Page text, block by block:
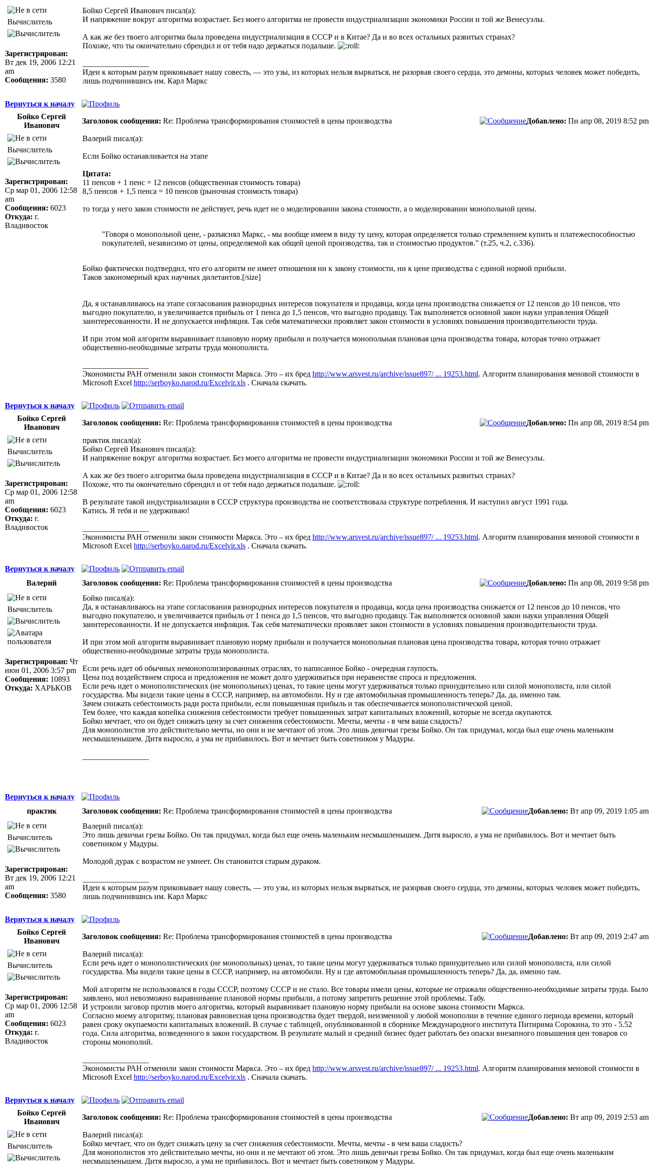
Вычислитель
Зарегистрирован:
Вт дек 19, 2006 12:21
am
Сообщения: 3580
Бойко Сергей Иванович писал(а):
И напряжение вокруг алгоритма возрастает. Без моего алгоритма не провести индустриализации экономики России и той же Венесуэлы.
А как же без твоего алгоритма была проведена индустриализация в СССР и в Китае? Да и во всех остальных развитых странах?
Похоже, что ты окончательно сбрендил и от тебя надо держаться подальше.
Идеи к которым разум приковывает нашу совесть, — это узы, из которых нельзя вырваться, не разорвав своего сердца, это демоны, которых человек может победить,
лишь подчинившись им. Карл Маркс
Вернуться к началу
Бойко Сергей
Иванович
Заголовок сообщения: Re: Проблема трансформирования стоимостей в цены производства Добавлено: Пн апр 08, 2019 8:52 pm
Вычислитель
Зарегистрирован:
Ср мар 01, 2006 12:58
am
Сообщения: 6023
Откуда: г.
Владивосток
Валерий писал(а):
Если Бойко останавливается на этапе
Цитата:
11 пенсов + 1 пенс = 12 пенсов (общественная стоимость товара)
8,5 пенсов + 1,5 пенса = 10 пенсов (рыночная стоимость товара)
то тогда у него закон стоимости не действует, речь идет не о моделировании закона стоимости, а о моделировании монопольной цены.
"Говоря о монопольной цене, - разъяснял Маркс, - мы вообще имеем в виду ту цену, которая определяется только стремлением купить и платежеспособностью
покупателей, независимо от цены, определяемой как общей ценой производства, так и стоимостью продуктов." (т.25, ч.2, с.336).
Бойко фактически подтвердил, что его алгоритм не имеет отношения ни к закону стоимости, ни к цене призводства с единой нормой прибыли.
Таков закономерный крах научных дилетантов.[/size]
Да, я останавливаюсь на этапе согласования разнородных интересов покупателя и продавца, когда цена производства снижается от 12 пенсов до 10 пенсов, что
выгодно покупателю, и увеличивается прибыль от 1 пенса до 1,5 пенсов, что выгодно продавцу. Так выполняется основной закон науки управления Общей
заинтересованности. И не допускается инфляция. Так себя математически проявляет закон стоимости в условиях повышения производительности труда.
И при этом мой алгоритм выравнивает плановую норму прибыли и получается монопольная плановая цена производства товара, которая точно отражает
общественно-необходимые затраты труда монополиста.
Экономисты РАН отменили закон стоимости Маркса. Это – их бред http://www.arsvest.ru/archive/issue897/ ... 19253.html. Алгоритм планирования меновой стоимости в
Microsoft Excel http://serboyko.narod.ru/Excelvir.xls . Сначала скачать.
Вернуться к началу
Бойко Сергей
Иванович
Заголовок сообщения: Re: Проблема трансформирования стоимостей в цены производства Добавлено: Пн апр 08, 2019 8:54 pm
Вычислитель
Зарегистрирован:
Ср мар 01, 2006 12:58
am
Сообщения: 6023
Откуда: г.
Владивосток
практик писал(а):
Бойко Сергей Иванович писал(а):
И напряжение вокруг алгоритма возрастает. Без моего алгоритма не провести индустриализации экономики России и той же Венесуэлы.
А как же без твоего алгоритма была проведена индустриализация в СССР и в Китае? Да и во всех остальных развитых странах?
Похоже, что ты окончательно сбрендил и от тебя надо держаться подальше.
В результате такой индустриализации в СССР структура производства не соответствовала структуре потребления. И наступил август 1991 года.
Катись. Я тебя и не удерживаю!
Экономисты РАН отменили закон стоимости Маркса. Это – их бред http://www.arsvest.ru/archive/issue897/ ... 19253.html. Алгоритм планирования меновой стоимости в
Microsoft Excel http://serboyko.narod.ru/Excelvir.xls . Сначала скачать.
Вернуться к началу
Валерий
Заголовок сообщения: Re: Проблема трансформирования стоимостей в цены производства Добавлено: Пн апр 08, 2019 9:58 pm
Вычислитель
Зарегистрирован: Чт
июн 01, 2006 3:57 pm
Сообщения: 10893
Откуда: ХАРЬКОВ
Бойко писал(а):
Да, я останавливаюсь на этапе согласования разнородных интересов покупателя и продавца, когда цена производства снижается от 12 пенсов до 10 пенсов, что
выгодно покупателю, и увеличивается прибыль от 1 пенса до 1,5 пенсов, что выгодно продавцу. Так выполняется основной закон науки управления Общей
заинтересованности. И не допускается инфляция. Так себя математически проявляет закон стоимости в условиях повышения производительности труда.
И при этом мой алгоритм выравнивает плановую норму прибыли и получается монопольная плановая цена производства товара, которая точно отражает
общественно-необходимые затраты труда монополиста.
Если речь идет об обычных немонополизированных отраслях, то написанное Бойко - очередная глупость.
Цена под воздействием спроса и предложения не может долго удерживаться при неравенстве спроса и предложения.
Если речь идет о монополистических (не монопольных) ценах, то такие цены могут удерживаться только принудительно или силой монополиста, или силой
государства. Мы видели такие цены в СССР, например, на автомобили. Ну и где автомобильная промышленность теперь? Да, да, именно там.
Зачем снижать себестоимость ради роста прибыли, если повышенная прибыль и так обеспечивается монополистической ценой.
Тем более, что каждая копейка снижения себестоимости требует повышенных затрат капитальных вложений, которые не всегда окупаются.
Бойко мечтает, что он будет снижать цену за счет снижения себестоимости. Мечты, мечты - в чем ваша сладость?
Для монополистов это действительно мечты, но они и не мечтают об этом. Это лишь девичьи грезы Бойко. Он так придумал, когда был еще очень маленьким
несмышленышем. Дитя выросло, а ума не прибавилось. Вот и мечтает быть советником у Мадуры.
Вернуться к началу
практик
Заголовок сообщения: Re: Проблема трансформирования стоимостей в цены производства Добавлено: Вт апр 09, 2019 1:05 am
Вычислитель
Зарегистрирован:
Вт дек 19, 2006 12:21
am
Сообщения: 3580
Валерий писал(а):
Это лишь девичьи грезы Бойко. Он так придумал, когда был еще очень маленьким несмышленышем. Дитя выросло, а ума не прибавилось. Вот и мечтает быть
советником у Мадуры.
Молодой дурак с возрастом не умнеет. Он становится старым дураком.
Идеи к которым разум приковывает нашу совесть, — это узы, из которых нельзя вырваться, не разорвав своего сердца, это демоны, которых человек может победить,
лишь подчинившись им. Карл Маркс
Вернуться к началу
Бойко Сергей
Иванович
Заголовок сообщения: Re: Проблема трансформирования стоимостей в цены производства Добавлено: Вт апр 09, 2019 2:47 am
Вычислитель
Зарегистрирован:
Ср мар 01, 2006 12:58
am
Сообщения: 6023
Откуда: г.
Владивосток
Валерий писал(а):
Если речь идет о монополистических (не монопольных) ценах, то такие цены могут удерживаться только принудительно или силой монополиста, или силой
государства. Мы видели такие цены в СССР, например, на автомобили. Ну и где автомобильная промышленность теперь? Да, да, именно там.
Мой алгоритм не использовался в годы СССР, поэтому СССР и не стало. Все товары имели цены, которые не отражали общественно-необходимые затраты труда. Было
заявлено, мол невозможно выравнивание плановой нормы прибыли, а потому запретить решение этой проблемы. Табу.
И устроили заговор против моего алгоритма, который выравнивает плановую норму прибыли на основе закона стоимости Маркса.
Согласно моему алгоритму, плановая равновесная цена производства будет твердой, неизменной у любой монополии в течение единого периода времени, который
равен сроку окупаемости капитальных вложений. В случае с таблицей, опубликованной в сборнике Международного института Питирима Сорокина, то это - 5.52
года. Сила алгоритма, возведенного в закон государством. В результате малый и средний бизнес будет работать без опаски внезапного повышения цен товаров со
стороны монополий.
Экономисты РАН отменили закон стоимости Маркса. Это – их бред http://www.arsvest.ru/archive/issue897/ ... 19253.html. Алгоритм планирования меновой стоимости в
Microsoft Excel http://serboyko.narod.ru/Excelvir.xls . Сначала скачать.
Вернуться к началу
Бойко Сергей
Иванович
Заголовок сообщения: Re: Проблема трансформирования стоимостей в цены производства Добавлено: Вт апр 09, 2019 2:53 am
Вычислитель
Валерий писал(а):
Бойко мечтает, что он будет снижать цену за счет снижения себестоимости. Мечты, мечты - в чем ваша сладость?
Для монополистов это действительно мечты, но они и не мечтают об этом. Это лишь девичьи грезы Бойко. Он так придумал, когда был еще очень маленьким
несмышленышем. Дитя выросло, а ума не прибавилось. Вот и мечтает быть советником у Мадуры.